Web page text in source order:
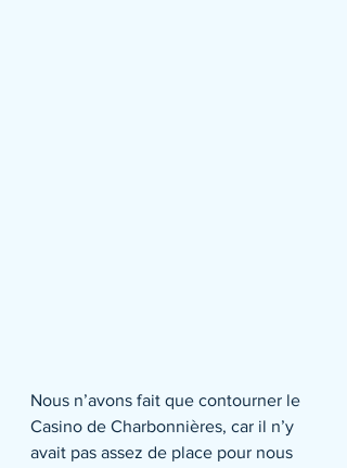
Nous n’avons fait que contourner le
Casino de Charbonnières, car il n’y
avait pas assez de place pour nous